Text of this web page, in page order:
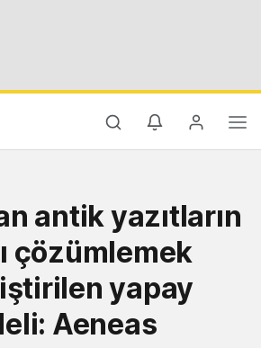
antik yazıtların
çözümlemek
yapay
Aeneas